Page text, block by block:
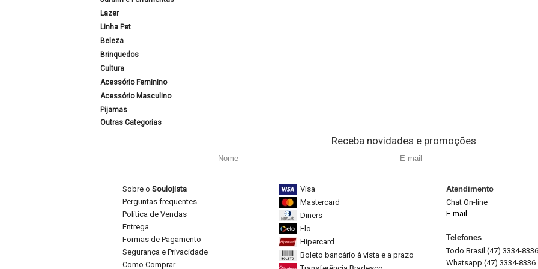
Lazer
Linha Pet
Beleza
Brinquedos
Cultura
Acessório Feminino
Acessório Masculino
Pijamas
Outras Categorias
Receba novidades e promoções
Sobre o Soulojista
Perguntas frequentes
Política de Vendas
Entrega
Formas de Pagamento
Segurança e Privacidade
Como Comprar
Visa
Mastercard
Diners
Elo
Hipercard
Boleto bancário à vista e a prazo
Atendimento
Chat On-line
E-mail
Telefones
Todo Brasil (47) 3334-8336
Whatsapp (47) 3334-8336